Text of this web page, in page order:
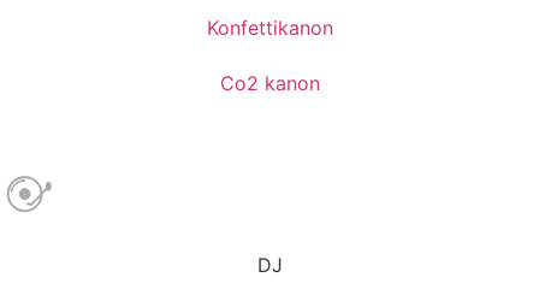
Konfettikanon
Co2 kanon
DJ